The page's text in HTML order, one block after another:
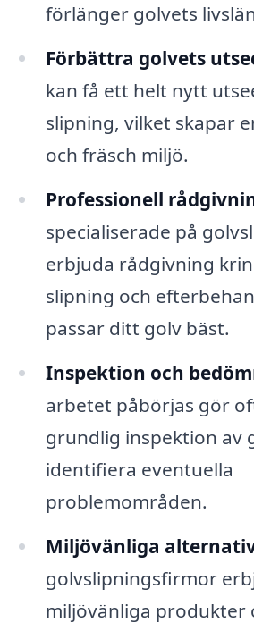
förlänger golvets
Förbättra golvets
kan få ett helt nytt
slipning, vilket skapar
och fräsch miljö.
Professionell
specialiserade på
erbjuda rådgivning
slipning och
passar ditt golv bäst.
Inspektion och
arbetet påbörjas gör
grundlig inspektion av
identifiera eventuella
problemområden.
Miljövänliga
golvslipningsfirmor
miljövänliga produkter